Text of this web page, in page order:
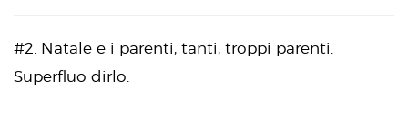
#2. Natale e i parenti, tanti, troppi parenti.
Superfluo dirlo.